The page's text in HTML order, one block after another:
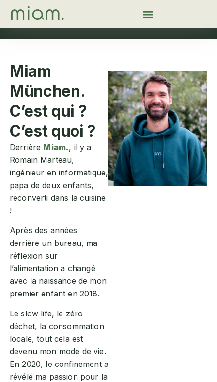
Miam
München.
C’est qui ?
C’est quoi ?
Derrière Miam., il y a
Romain Marteau,
ingénieur en informatique,
papa de deux enfants,
reconverti dans la cuisine
!
Après des années
derrière un bureau, ma
réflexion sur
l’alimentation a changé
avec la naissance de mon
premier enfant en 2018.
Le slow life, le zéro
déchet, la consommation
locale, tout cela est
devenu mon mode de vie.
En 2020, le confinement a
révélé ma passion pour la